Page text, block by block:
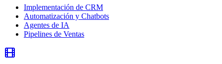
Implementación de CRM
Automatización y Chatbots
Agentes de IA
Pipelines de Ventas